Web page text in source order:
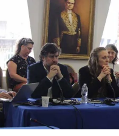
y concentrará a partir
Rodriguez Peña
replicarán en las
provincias en el marco
convocada por el